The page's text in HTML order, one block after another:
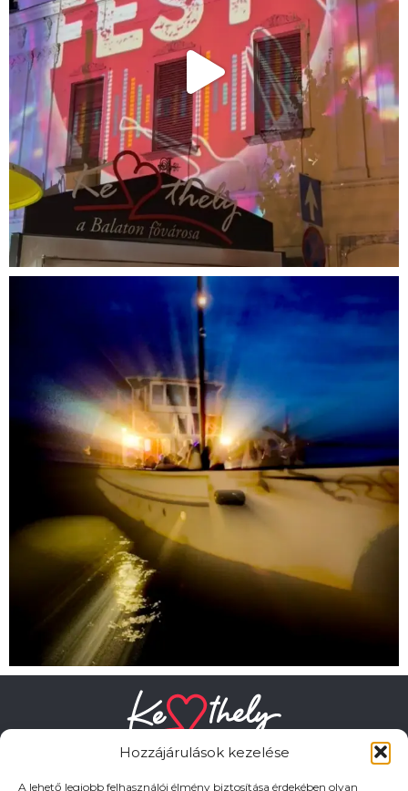
Hozzájárulások kezelése
A lehető legjobb felhasználói élmény biztosítása érdekében olyan